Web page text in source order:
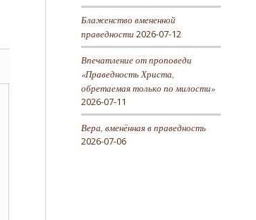
Блаженство вмененной
праведности 2026-07-12
Впечатление от проповеди
«Праведность Христа,
обретаемая только по милости»
2026-07-11
Вера, вменённая в праведность
2026-07-06